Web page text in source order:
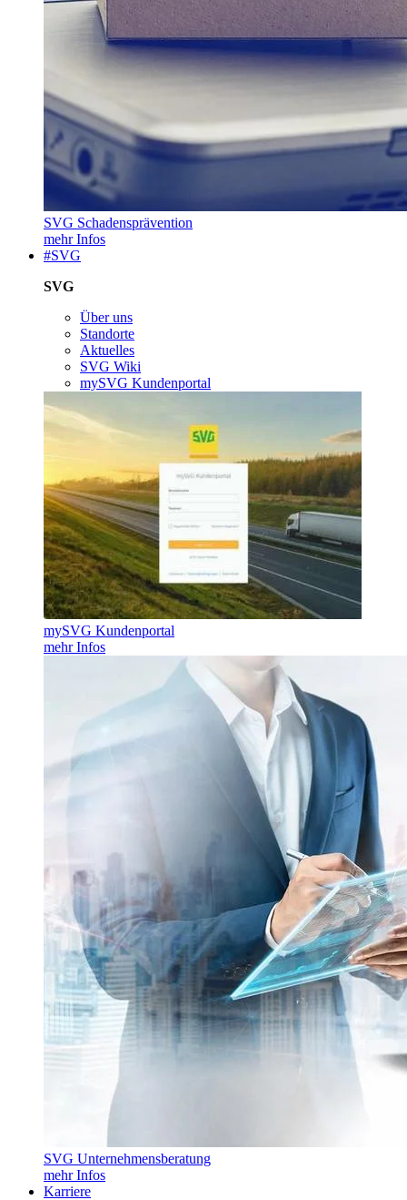
SVG Schadensprävention
mehr Infos
#SVG
SVG
Über uns
Standorte
Aktuelles
SVG Wiki
mySVG Kundenportal
mySVG Kundenportal
mehr Infos
SVG Unternehmensberatung
mehr Infos
Karriere